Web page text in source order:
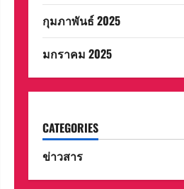
กุมภาพันธ์ 2025
มกราคม 2025
CATEGORIES
ข่าวสาร